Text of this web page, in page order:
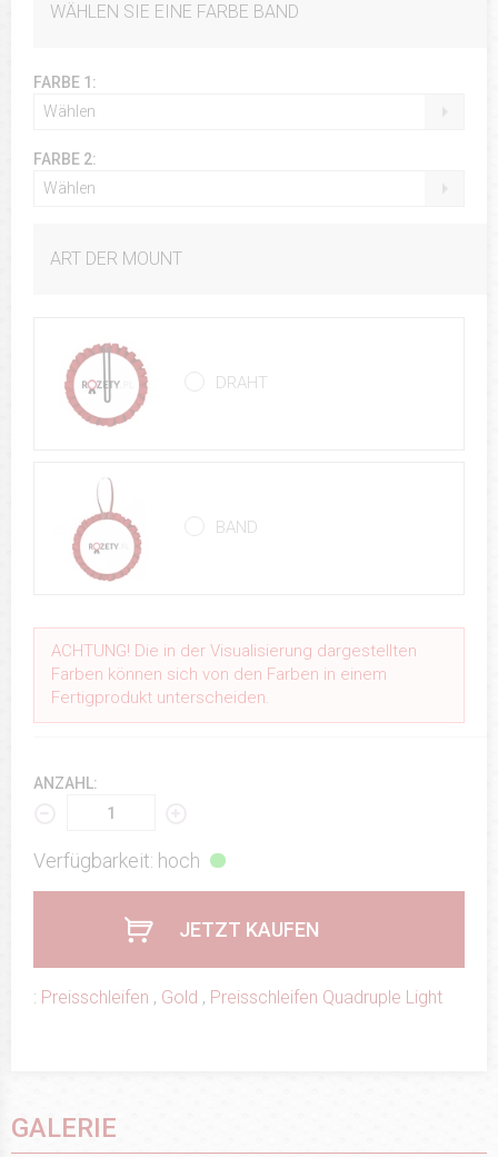
WÄHLEN SIE EINE FARBE BAND
FARBE 1:
Wählen
FARBE 2:
Wählen
ART DER MOUNT
DRAHT
BAND
ACHTUNG! Die in der Visualisierung dargestellten
Farben können sich von den Farben in einem
Fertigprodukt unterscheiden.
ANZAHL:
Verfügbarkeit: hoch
JETZT KAUFEN
: Preisschleifen , Gold , Preisschleifen Quadruple Light
GALERIE